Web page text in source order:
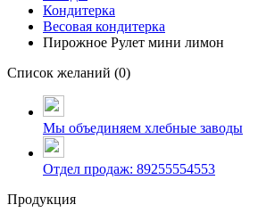
Кондитерка
Весовая кондитерка
Пирожное Рулет мини лимон
Список желаний (0)
Мы объединяем хлебные заводы
Отдел продаж: 89255554553
Продукция